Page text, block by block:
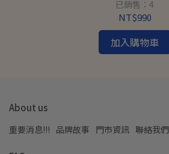
已銷售：4
NT$990
加入購物車
About us
重要消息!!! 品牌故事 門市資訊 聯絡我們